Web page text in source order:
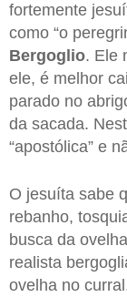
fortemente
como “o
Bergoglio. Ele
ele, é melhor
parado no
da sacada.
“apostólica” e
O jesuíta sabe
rebanho,
busca da
realista
ovelha no